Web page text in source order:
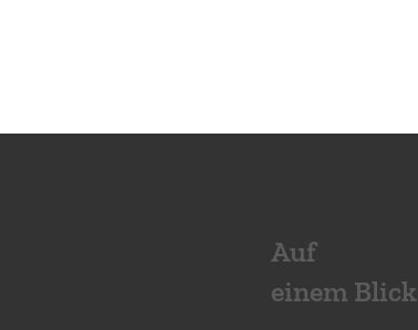
Auf
einem Blick